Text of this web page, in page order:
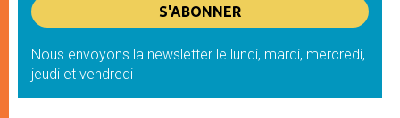
Nous envoyons la newsletter le lundi, mardi, mercredi,
jeudi et vendredi